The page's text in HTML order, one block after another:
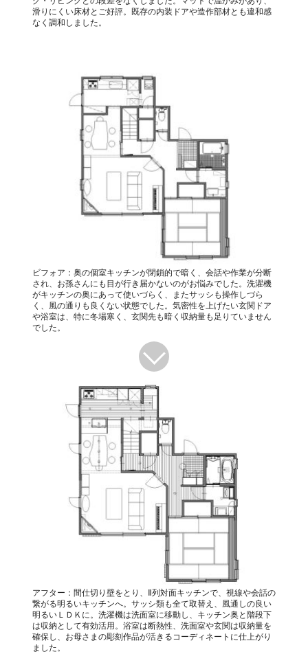
滑りにくい床材とご好評。既存の内装ドアや造作部材とも違和感
なく調和しました。
ビフォア：奥の個室キッチンが閉鎖的で暗く、会話や作業が分断
され、お孫さんにも目が行き届かないのがお悩みでした。洗濯機
がキッチンの奥にあって使いづらく、またサッシも操作しづら
く、風の通りも良くない状態でした。気密性を上げたい玄関ドア
や浴室は、特に冬場寒く、玄関先も暗く収納量も足りていません
でした。
アフター：間仕切り壁をとり、Ⅱ列対面キッチンで、視線や会話の
繋がる明るいキッチンへ。サッシ類も全て取替え、風通しの良い
明るいＬＤＫに。洗濯機は洗面室に移動し、キッチン奥と階段下
は収納として有効活用。浴室は断熱性、洗面室や玄関は収納量を
確保し、お母さまの彫刻作品が活きるコーディネートに仕上がり
ました。